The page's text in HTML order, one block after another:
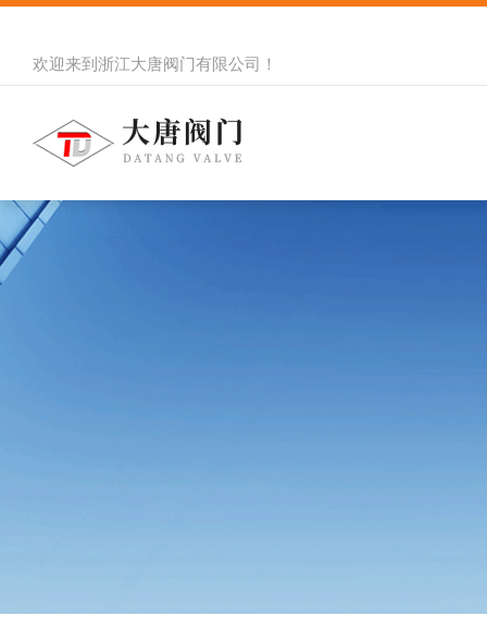
欢迎来到 浙江大唐阀门有限公司 ！